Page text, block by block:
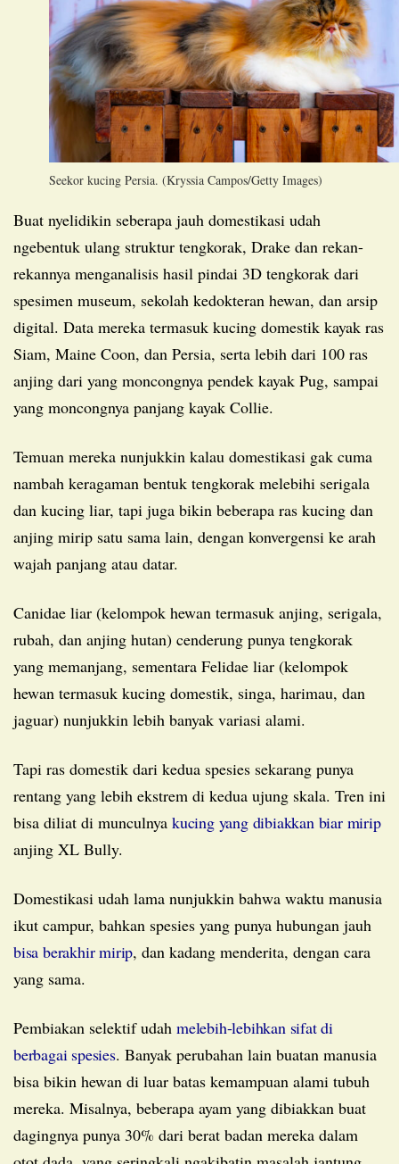
Seekor kucing Persia. (Kryssia Campos/Getty Images)
Buat nyelidikin seberapa jauh domestikasi udah
ngebentuk ulang struktur tengkorak, Drake dan rekan-
rekannya menganalisis hasil pindai 3D tengkorak dari
spesimen museum, sekolah kedokteran hewan, dan arsip
digital. Data mereka termasuk kucing domestik kayak ras
Siam, Maine Coon, dan Persia, serta lebih dari 100 ras
anjing dari yang moncongnya pendek kayak Pug, sampai
yang moncongnya panjang kayak Collie.
Temuan mereka nunjukkin kalau domestikasi gak cuma
nambah keragaman bentuk tengkorak melebihi serigala
dan kucing liar, tapi juga bikin beberapa ras kucing dan
anjing mirip satu sama lain, dengan konvergensi ke arah
wajah panjang atau datar.
Canidae liar (kelompok hewan termasuk anjing, serigala,
rubah, dan anjing hutan) cenderung punya tengkorak
yang memanjang, sementara Felidae liar (kelompok
hewan termasuk kucing domestik, singa, harimau, dan
jaguar) nunjukkin lebih banyak variasi alami.
Tapi ras domestik dari kedua spesies sekarang punya
rentang yang lebih ekstrem di kedua ujung skala. Tren ini
bisa diliat di munculnya kucing yang dibiakkan biar mirip
anjing XL Bully.
Domestikasi udah lama nunjukkin bahwa waktu manusia
ikut campur, bahkan spesies yang punya hubungan jauh
bisa berakhir mirip, dan kadang menderita, dengan cara
yang sama.
Pembiakan selektif udah melebih-lebihkan sifat di
berbagai spesies. Banyak perubahan lain buatan manusia
bisa bikin hewan di luar batas kemampuan alami tubuh
mereka. Misalnya, beberapa ayam yang dibiakkan buat
dagingnya punya 30% dari berat badan mereka dalam